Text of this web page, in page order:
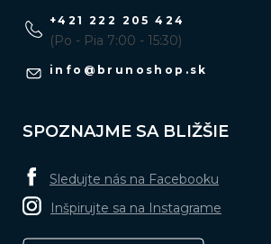
info @ brunoshop.sk
+421 222 205 424
(Po - Pia 7:00 - 15:30)
SPOZNAJME SA BLIŽŠIE
Sledujte nás na Facebooku
Inšpirujte sa na Instagrame